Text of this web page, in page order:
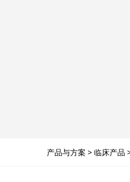
产品与方案 临床产品